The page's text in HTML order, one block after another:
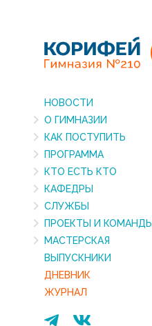
НОВОСТИ
О ГИМНАЗИИ
КАК ПОСТУПИТЬ
ПРОГРАММА
КТО ЕСТЬ КТО
КАФЕДРЫ
СЛУЖБЫ
ПРОЕКТЫ И КОМАНДЫ
МАСТЕРСКАЯ
ВЫПУСКНИКИ
ДНЕВНИК
ЖУРНАЛ